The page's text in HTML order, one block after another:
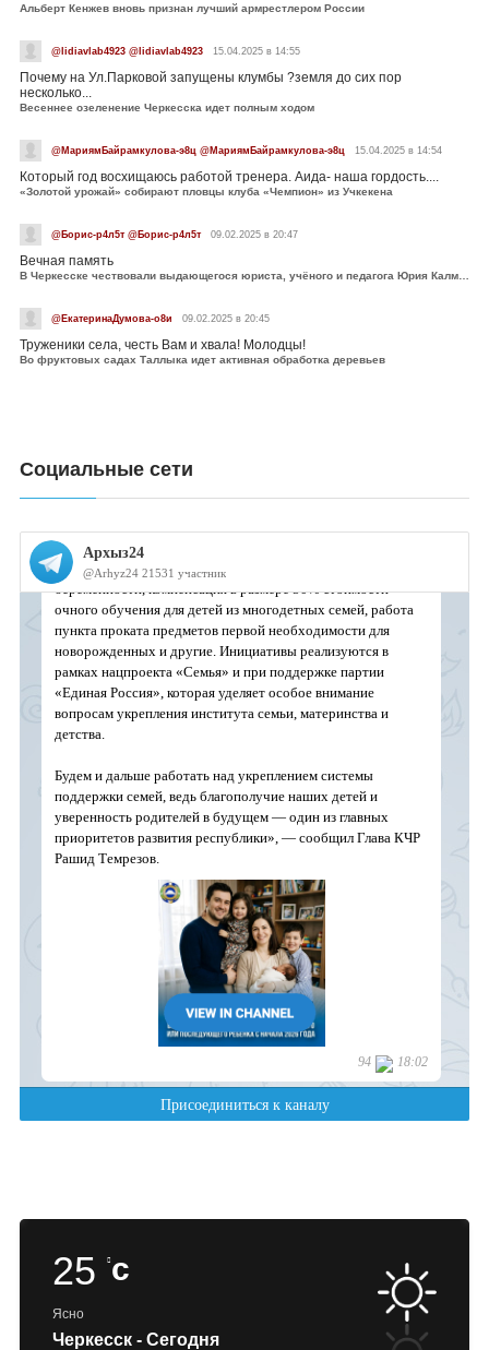
Альберт Кенжев вновь признан лучший армрестлером России
@lidiavlab4923 @lidiavlab4923 15.04.2025 в 14:55
Почему на Ул.Парковой запущены клумбы ?земля до сих пор
несколько...
Весеннее озеленение Черкесска идет полным ходом
@МариямБайрамкулова-э8ц @МариямБайрамкулова-э8ц 15.04.2025 в 14:54
Который год восхищаюсь работой тренера. Аида- наша гордость....
«Золотой урожай» собирают пловцы клуба «Чемпион» из Учкекена
@Борис-р4л5т @Борис-р4л5т 09.02.2025 в 20:47
Вечная память
В Черкесске чествовали выдающегося юриста, учёного и педагога Юрия Калмыкова
@ЕкатеринаДумова-о8и 09.02.2025 в 20:45
Труженики села, честь Вам и хвала! Молодцы!
Во фруктовых садах Таллыка идет активная обработка деревьев
Социальные сети
25 c
Ясно
Черкесск - Сегодня